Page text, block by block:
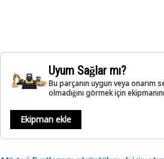
Uyum Sağlar mı?
Bu parçanın uygun veya onarım
olmadığını görmek için
Ekipman ekle